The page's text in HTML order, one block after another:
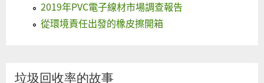
2019年PVC電子線材市場調查報告
從環境責任出發的橡皮擦開箱
垃圾回收率的故事